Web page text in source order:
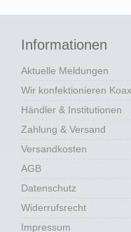
Informationen
Aktuelle Meldungen
Wir konfektionieren
Händler & Institutionen
Zahlung & Versand
Versandkosten
AGB
Datenschutz
Widerrufsrecht
Impressum